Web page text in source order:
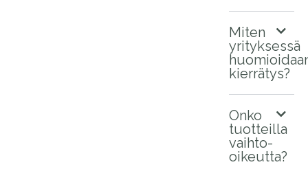
Miten
yrityksessä
kierrätys?
Onko
tuotteilla
vaihto-
oikeutta?